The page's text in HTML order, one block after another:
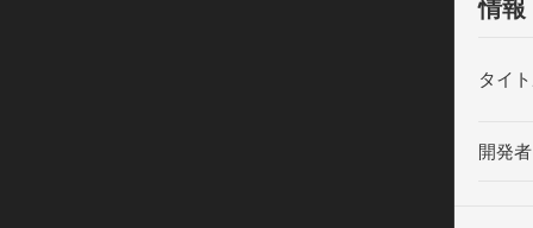
浴衣
ろう！
情報
タイ
開発者